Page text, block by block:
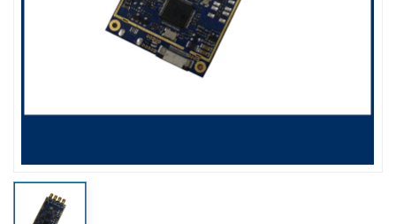
Português
Nederland